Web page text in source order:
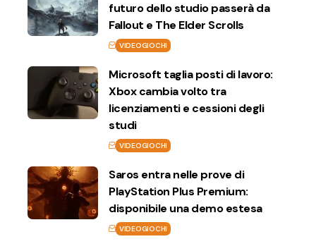
futuro dello studio passerà da
Fallout e The Elder Scrolls
VIDEOGIOCHI
Microsoft taglia posti di lavoro:
Xbox cambia volto tra
licenziamenti e cessioni degli
studi
VIDEOGIOCHI
Saros entra nelle prove di
PlayStation Plus Premium:
disponibile una demo estesa
VIDEOGIOCHI